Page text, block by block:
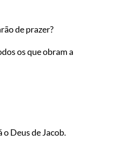
de prazer?
os que obram a
Deus de Jacob.